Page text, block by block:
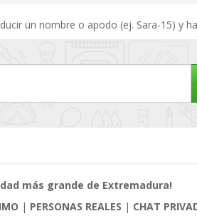
un nombre o apodo (ej. Sara-15) y
más grande de Extremadura!
| PERSONAS REALES | CHAT